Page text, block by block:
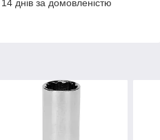
днів за домовленістю